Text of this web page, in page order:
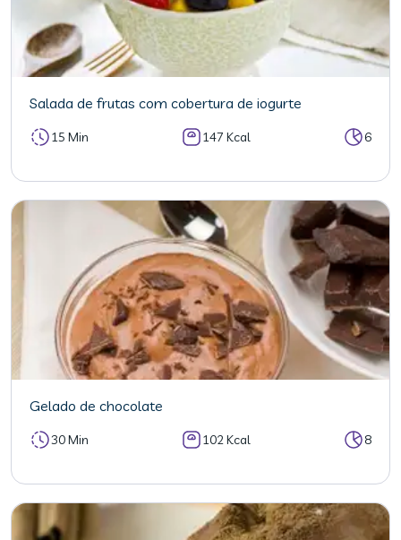
Salada de frutas com cobertura de iogurte
15 Min 147 Kcal 6
Gelado de chocolate
30 Min 102 Kcal 8